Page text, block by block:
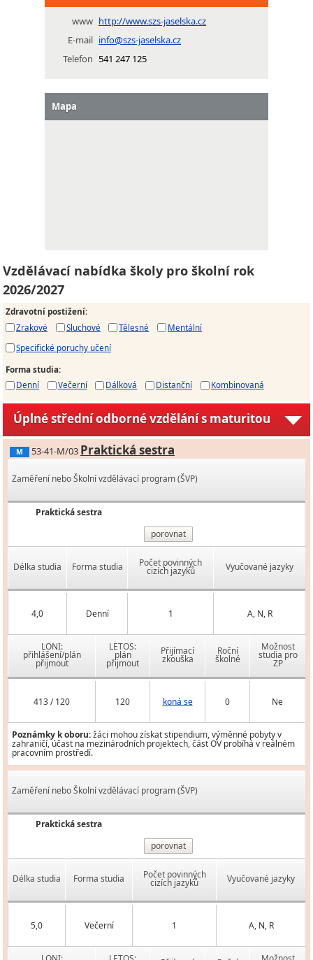
www http://www.szs-jaselska.cz
E-mail info@szs-jaselska.cz
Telefon 541 247 125
Mapa
Vzdělávací nabídka školy pro školní rok
2026/2027
Zdravotní postižení:
Zrakové
Sluchové Tělesné
Mentální
Specifické poruchy učení
Forma studia:
Denní
Večerní Dálková Distanční Kombinovaná
Úplné střední odborné vzdělání s maturitou
M 53-41-M/03 Praktická sestra
Zaměření nebo Školní vzdělávací program (ŠVP)
Praktická sestra
porovnat
Délka studia Forma studia Počet povinných
cizích jazyků Vyučované jazyky
4,0 Denní 1 A, N, R
LONI:
přihlášení/plán
přijmout
LETOS:
plán
přijmout
Přijímací
zkouška
Roční
školné
Možnost
studia pro
ZP
413 / 120 120 koná se 0 Ne
Poznámky k oboru:žáci mohou získat stipendium, výměnné pobyty v
zahraničí, účast na mezinárodních projektech, část OV probíhá v reálném
pracovním prostředí.
Zaměření nebo Školní vzdělávací program (ŠVP)
Praktická sestra
porovnat
Délka studia Forma studia Počet povinných
cizích jazyků Vyučované jazyky
5,0 Večerní 1 A, N, R